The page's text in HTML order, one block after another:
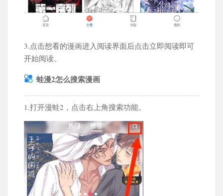
3.点击想看的漫画进入阅读界面后点击立即阅读即可
开始阅读。
蛙漫2怎么搜索漫画
1.打开漫蛙2，点击右上角搜索功能。